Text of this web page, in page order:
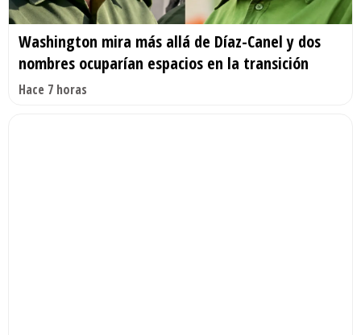
Washington mira más allá de Díaz-Canel y dos
nombres ocuparían espacios en la transición
Hace 7 horas